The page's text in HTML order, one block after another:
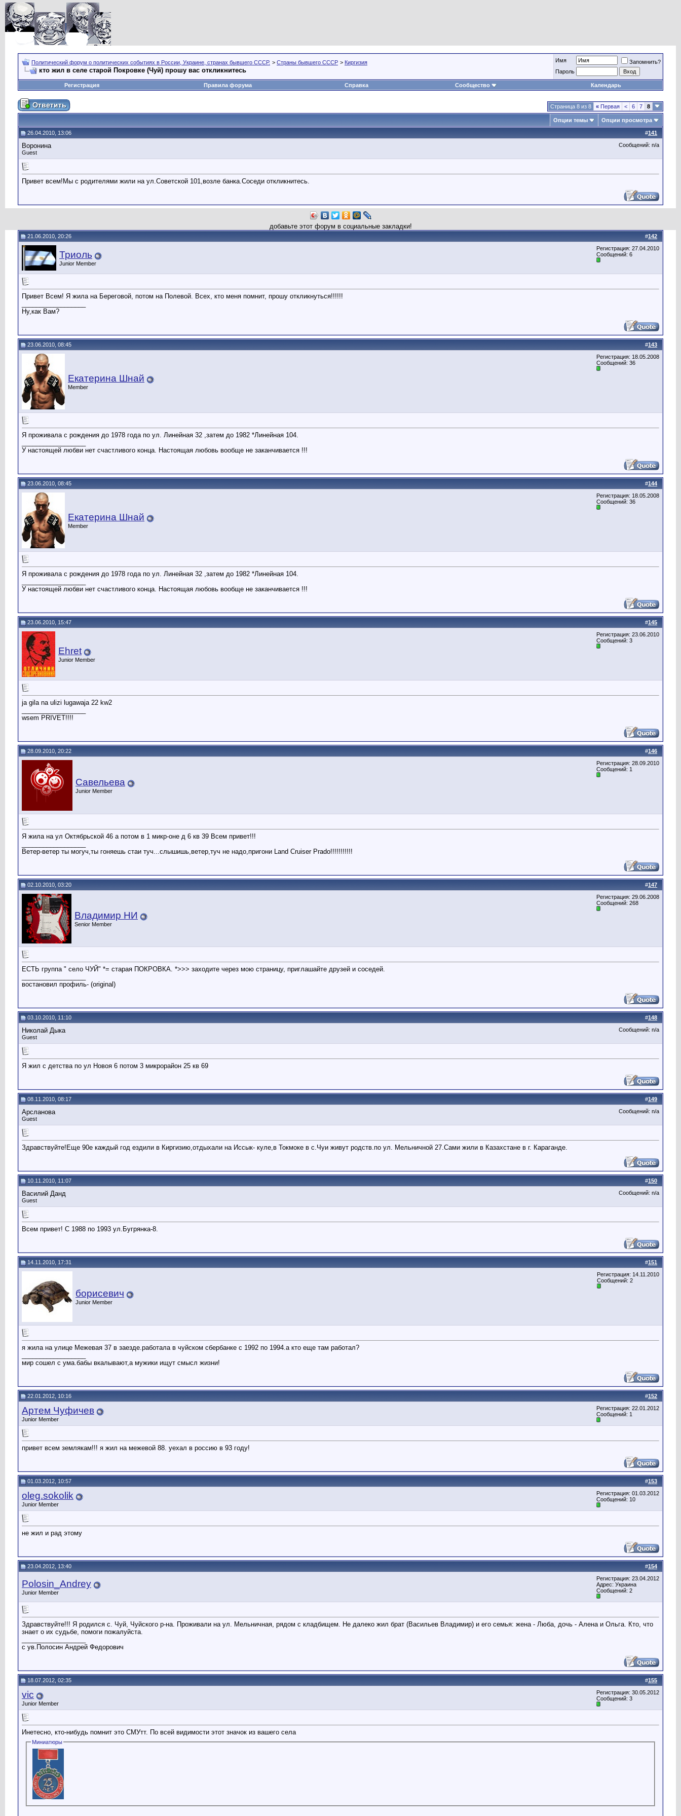
Политический форум о политических событиях в России, Украине, странах бывшего СССР. > Страны бывшего СССР > Киргизия
кто жил в селе старой Покровке (Чуй) прошу вас откликнитесь
Имя
Запомнить?
Пароль
Регистрация Правила форума Справка Сообщество Календарь
Страница 8 из 8 « Первая < 6 7 8
Опции темы Опции просмотра
#141
26.04.2010, 13:06
Воронина
Guest
Сообщений: n/a
Привет всем!Мы с родителями жили на ул.Советской 101,возле банка.Соседи откликнитесь.
добавьте этот форум в социальные закладки!
#142
21.06.2010, 20:26
Триоль
Junior Member
Регистрация: 27.04.2010
Сообщений: 6
Привет Всем! Я жила на Береговой, потом на Полевой. Всех, кто меня помнит, прошу откликнуться!!!!!!
Ну,как Вам?
#143
23.06.2010, 08:45
Екатерина Шнай
Member
Регистрация: 18.05.2008
Сообщений: 36
Я проживала с рождения до 1978 года по ул. Линейная 32 ,затем до 1982 *Линейная 104.
У настоящей любви нет счастливого конца. Настоящая любовь вообще не заканчивается !!!
#144
23.06.2010, 08:45
Екатерина Шнай
Member
Регистрация: 18.05.2008
Сообщений: 36
Я проживала с рождения до 1978 года по ул. Линейная 32 ,затем до 1982 *Линейная 104.
У настоящей любви нет счастливого конца. Настоящая любовь вообще не заканчивается !!!
#145
23.06.2010, 15:47
Ehret
Junior Member
Регистрация: 23.06.2010
Сообщений: 3
ja gila na ulizi lugawaja 22 kw2
wsem PRIVET!!!!
#146
28.09.2010, 20:22
Савельева
Junior Member
Регистрация: 28.09.2010
Сообщений: 1
Я жила на ул Октябрьской 46 а потом в 1 микр-оне д 6 кв 39 Всем привет!!!
Ветер-ветер ты могуч,ты гоняешь стаи туч...слышишь,ветер,туч не надо,пригони Land Cruiser Prado!!!!!!!!!!!
#147
02.10.2010, 03:20
Bладимир HИ
Senior Member
Регистрация: 29.06.2008
Сообщений: 268
ЕСТЬ группа " село ЧУЙ" *= старая ПОКРОВКА. *>>> заходите через мою страницу, приглашайте друзей и соседей.
востановил профиль- (original)
#148
03.10.2010, 11:10
Николай Дыка
Guest
Сообщений: n/a
Я жил с детства по ул Новоя 6 потом 3 микрорайон 25 кв 69
#149
08.11.2010, 08:17
Арсланова
Guest
Сообщений: n/a
Здравствуйте!Еще 90е каждый год ездили в Киргизию,отдыхали на Иссык- куле,в Токмоке в с.Чуи живут родств.по ул. Мельничной 27.Сами жили в Казахстане в г. Караганде.
#150
10.11.2010, 11:07
Василий Данд
Guest
Сообщений: n/a
Всем привет! С 1988 по 1993 ул.Бугрянка-8.
#151
14.11.2010, 17:31
борисевич
Junior Member
Регистрация: 14.11.2010
Сообщений: 2
я жила на улице Межевая 37 в заезде.работала в чуйском сбербанке с 1992 по 1994.а кто еще там работал?
мир сошел с ума.бабы вкалывают,а мужики ищут смысл жизни!
#152
22.01.2012, 10:16
Артем Чуфичев
Junior Member
Регистрация: 22.01.2012
Сообщений: 1
привет всем землякам!!! я жил на межевой 88. уехал в россию в 93 году!
#153
01.03.2012, 10:57
oleg.sokolik
Junior Member
Регистрация: 01.03.2012
Сообщений: 10
не жил и рад этому
#154
23.04.2012, 13:40
Polosin_Andrey
Junior Member
Регистрация: 23.04.2012
Адрес: Украина
Сообщений: 2
Здравствуйте!!! Я родился с. Чуй, Чуйского р-на. Проживали на ул. Мельничная, рядом с кладбищем. Не далеко жил брат (Васильев Владимир) и его семья: жена - Люба, дочь - Алена и Ольга. Кто, что
знает о их судьбе, помоги пожалуйста.
с ув.Полосин Андрей Федорович
#155
18.07.2012, 02:35
vic
Junior Member
Регистрация: 30.05.2012
Сообщений: 3
Инетесно, кто-нибудь помнит это СМУтт. По всей видимости этот значок из вашего села
Миниатюры